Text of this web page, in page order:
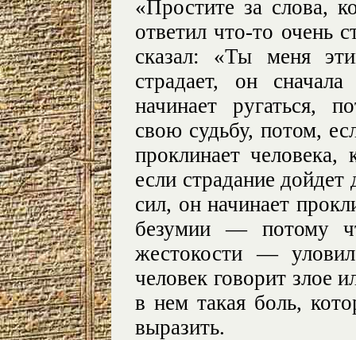
«Простите за слова,
ответил что-то очень
сказал: «Ты меня
страдает, он
начинает ругаться,
свою судьбу, потом,
проклинает
если страдание
сил, он начинает
безумии — потому
жестокости —
человек говорит злое
в нем такая боль,
выразить.